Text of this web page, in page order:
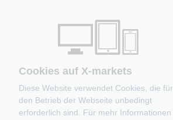
Cookies auf X-markets
Diese Website verwendet Cookies, die für
den Betrieb der Webseite unbedingt
erforderlich sind. Für mehr Informationen